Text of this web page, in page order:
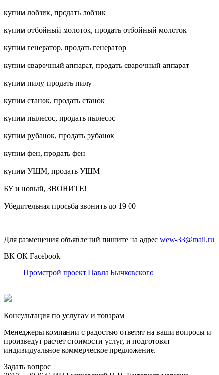
купим лобзик, продать лобзик
купим отбойный молоток, продать отбойный молоток
купим генератор, продать генератор
купим сварочный аппарат, продать сварочный аппарат
купим пилу, продать пилу
купим станок, продать станок
купим пылесос, продать пылесос
купим рубанок, продать рубанок
купим фен, продать фен
купим УШМ, продать УШМ
БУ и новый, ЗВОНИТЕ!
Убедительная просьба звонить до 19 00
Для размещения объявлений пишите на адрес wew-33@mail.ru
ВК ОК Facebook
Промстрой проект Павла Бычковского
Консультация по услугам и товарам
Менеджеры компании с радостью ответят на ваши вопросы и
произведут расчет стоимости услуг, и подготовят
индивидуальное коммерческое предложение.
Задать вопрос